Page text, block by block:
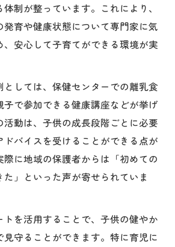
制が整っています。これにより、
育や健康状態について専門家に気
安心して子育てができる環境が実
としては、保健センターでの離乳食
子で参加できる健康講座などが挙げ
活動は、子供の成長段階ごとに必要
ドバイスを受けることができる点が
に地域の保護者からは「初めての
」といった声が寄せられていま
トを活用することで、子供の健やか
見守ることができます。特に育児に